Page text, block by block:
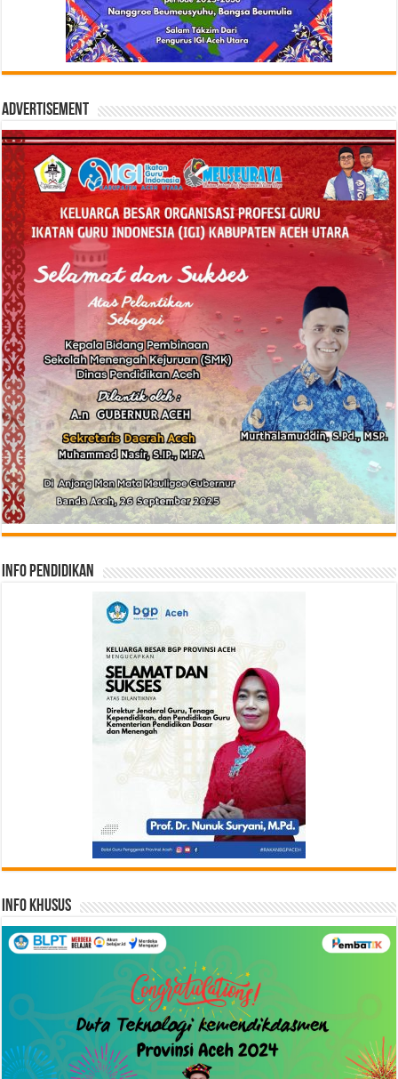
Advertisement
Info Pendidikan
Info Khusus